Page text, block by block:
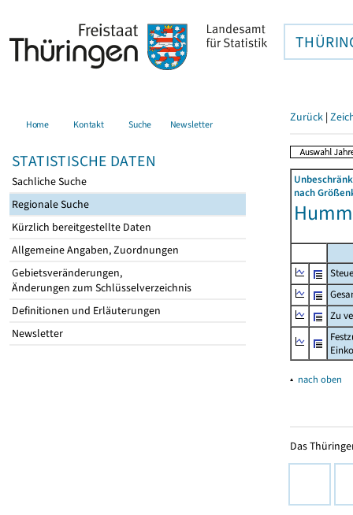
Home Kontakt Suche Newsletter
STATISTISCHE DATEN
Sachliche Suche
Regionale Suche
Kürzlich bereitgestellte Daten
Allgemeine Angaben, Zuordnungen
Gebietsveränderungen,
Änderungen zum Schlüsselverzeichnis
Definitionen und Erläuterungen
Newsletter
Zurück |
nach
Zu
▴ nach oben
Das